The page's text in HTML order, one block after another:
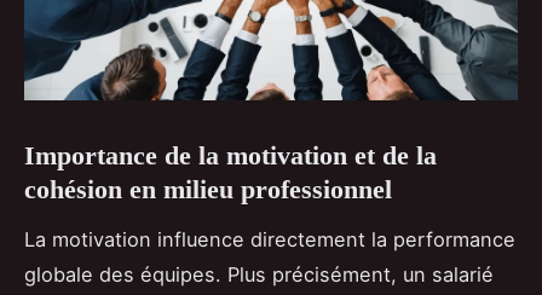
Importance de la motivation et de la
cohésion en milieu professionnel
La motivation influence directement la performance
globale des équipes. Plus précisément, un salarié